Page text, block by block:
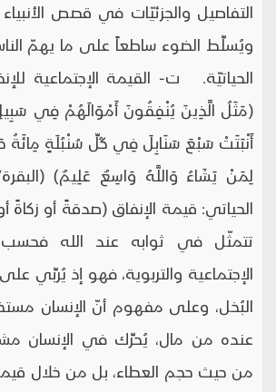
التفاصيل والجزئيّات في قصص الأنبياء
ويُسلِّط الضوء ساطعاً على ما يهمّ
الحياتيّة. ت- القيمة الإجتماعية
(مَثَلُ الَّذِينَ يُنْفِقُونَ أَمْوَالَهُمْ فِي
أَنْبَتَتْ سَبْعَ سَنَابِلَ فِي كُلِّ سُنْبُلَةٍ مِائَةُ
الحياتي: قيمة الإنفاق (صدقةً أو زكاةً
تتمثّل في ثوابه عند الله
الإجتماعية والتربوية، فهو إذ يُربِّي
البُخل، وعلى مفهوم أنّ الإنسان
عنده من مال، يُحرِّك في الإنسان
من حيث حجم العطاء، بل من خلال